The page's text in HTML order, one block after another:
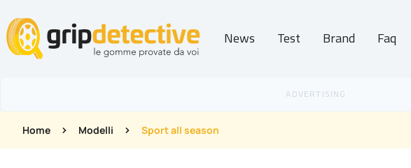
GripDetective News Test Brand Faq
Home Modelli Sport all season